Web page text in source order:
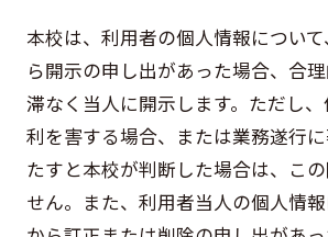
本校は、利用者の個人情報につい
ら開示の申し出があった場合、合
滞なく当人に開示します。ただし
利を害する場合、または業務遂行
たすと本校が判断した場合は、こ
せん。また、利用者当人の個人情